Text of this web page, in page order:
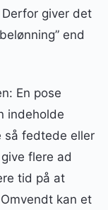
giver det
end
En pose
indeholde
så fedtede eller
flere ad
tid på at
kan et